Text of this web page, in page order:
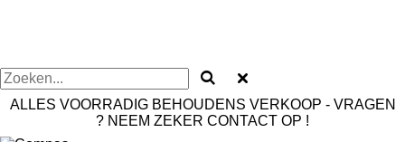
ALLES VOORRADIG BEHOUDENS VERKOOP - VRAGEN
? NEEM ZEKER CONTACT OP !